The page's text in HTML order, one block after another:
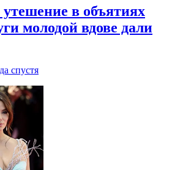
в объятиях
молодой вдове дали
спустя